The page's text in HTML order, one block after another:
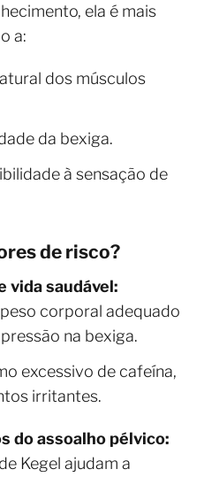
ela é mais
a:
dos músculos
da bexiga.
à sensação de
de risco?
vida saudável:
corporal adequado
na bexiga.
excessivo de cafeína,
irritantes.
do assoalho pélvico:
Kegel ajudam a